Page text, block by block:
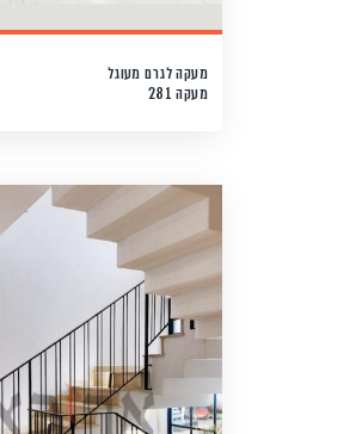
מעקה לגרם מעוגל
מעקה 281